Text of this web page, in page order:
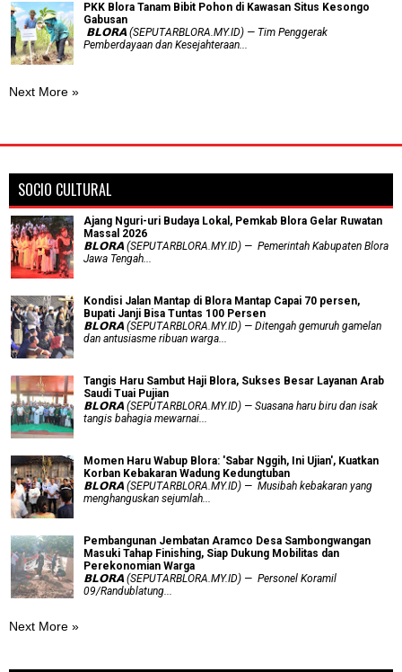
PKK Blora Tanam Bibit Pohon di Kawasan Situs Kesongo
Gabusan
‎ 𝗕𝗟𝗢𝗥𝗔 (SEPUTARBLORA.MY.ID) — Tim Penggerak
Pemberdayaan dan Kesejahteraan...
Next More »
SOCIO CULTURAL
Ajang Nguri-uri Budaya Lokal, Pemkab Blora Gelar Ruwatan
Massal 2026
𝗕𝗟𝗢𝗥𝗔 (SEPUTARBLORA.MY.ID) — Pemerintah Kabupaten Blora
Jawa Tengah...
Kondisi Jalan Mantap di Blora Mantap Capai 70 persen,
Bupati Janji Bisa Tuntas 100 Persen
𝗕𝗟𝗢𝗥𝗔 (SEPUTARBLORA.MY.ID) — Ditengah gemuruh gamelan
dan antusiasme ribuan warga...
Tangis Haru Sambut Haji Blora, Sukses Besar Layanan Arab
Saudi Tuai Pujian
𝗕𝗟𝗢𝗥𝗔 (SEPUTARBLORA.MY.ID) — Suasana haru biru dan isak
tangis bahagia mewarnai...
Momen Haru Wabup Blora: ​'Sabar Nggih, Ini Ujian', Kuatkan
Korban Kebakaran Wadung Kedungtuban
𝗕𝗟𝗢𝗥𝗔 (SEPUTARBLORA.MY.ID) — Musibah kebakaran yang
menghanguskan sejumlah...
Pembangunan Jembatan Aramco Desa Sambongwangan
Masuki Tahap Finishing, Siap Dukung Mobilitas dan
Perekonomian Warga
𝗕𝗟𝗢𝗥𝗔 (SEPUTARBLORA.MY.ID) — Personel Koramil
09/Randublatung...
Next More »